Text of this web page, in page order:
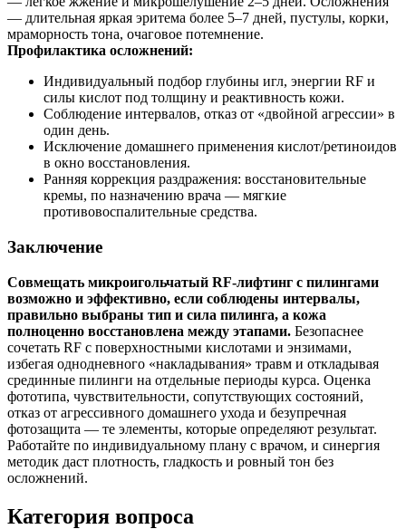
— длительная яркая эритема более 5–7 дней, пустулы, корки,
мраморность тона, очаговое потемнение.
Профилактика осложнений:
Индивидуальный подбор глубины игл, энергии RF и
силы кислот под толщину и реактивность кожи.
Соблюдение интервалов, отказ от «двойной агрессии» в
один день.
Исключение домашнего применения кислот/ретиноидов
в окно восстановления.
Ранняя коррекция раздражения: восстановительные
кремы, по назначению врача — мягкие
противовоспалительные средства.
Заключение
Совмещать микроигольчатый RF‑лифтинг с пилингами
возможно и эффективно, если соблюдены интервалы,
правильно выбраны тип и сила пилинга, а кожа
полноценно восстановлена между этапами. Безопаснее
сочетать RF с поверхностными кислотами и энзимами,
избегая однодневного «накладывания» травм и откладывая
срединные пилинги на отдельные периоды курса. Оценка
фототипа, чувствительности, сопутствующих состояний,
отказ от агрессивного домашнего ухода и безупречная
фотозащита — те элементы, которые определяют результат.
Работайте по индивидуальному плану с врачом, и синергия
методик даст плотность, гладкость и ровный тон без
осложнений.
Категория вопроса